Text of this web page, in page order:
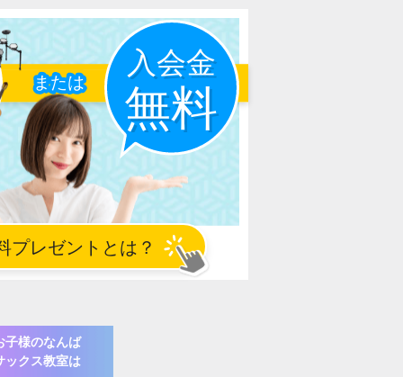
子様のなんば
ックス教室は